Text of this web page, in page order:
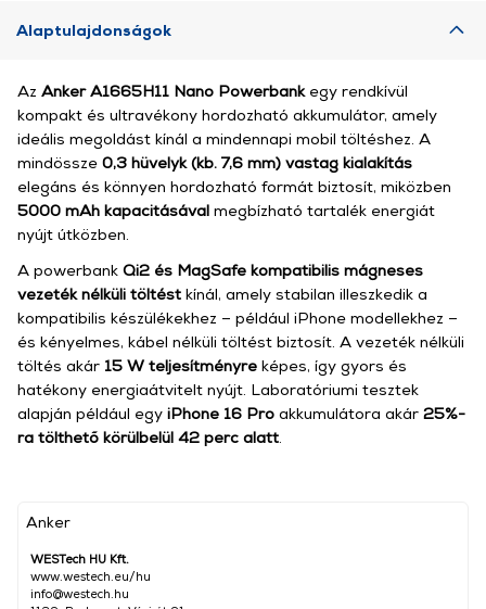
Alaptulajdonságok
Anker
WESTech HU Kft.
www.westech.eu/hu
info@westech.hu
Az Anker A1665H11 Nano Powerbank egy rendkívül
kompakt és ultravékony hordozható akkumulátor, amely
ideális megoldást kínál a mindennapi mobil töltéshez. A
mindössze 0,3 hüvelyk (kb. 7,6 mm) vastag kialakítás
elegáns és könnyen hordozható formát biztosít, miközben
5000 mAh kapacitásával megbízható tartalék energiát
nyújt útközben.
A powerbank Qi2 és MagSafe kompatibilis mágneses
vezeték nélküli töltést kínál, amely stabilan illeszkedik a
kompatibilis készülékekhez – például iPhone modellekhez –
és kényelmes, kábel nélküli töltést biztosít. A vezeték nélküli
töltés akár 15 W teljesítményre képes, így gyors és
hatékony energiaátvitelt nyújt. Laboratóriumi tesztek
alapján például egy iPhone 16 Pro akkumulátora akár 25%-
ra tölthető körülbelül 42 perc alatt